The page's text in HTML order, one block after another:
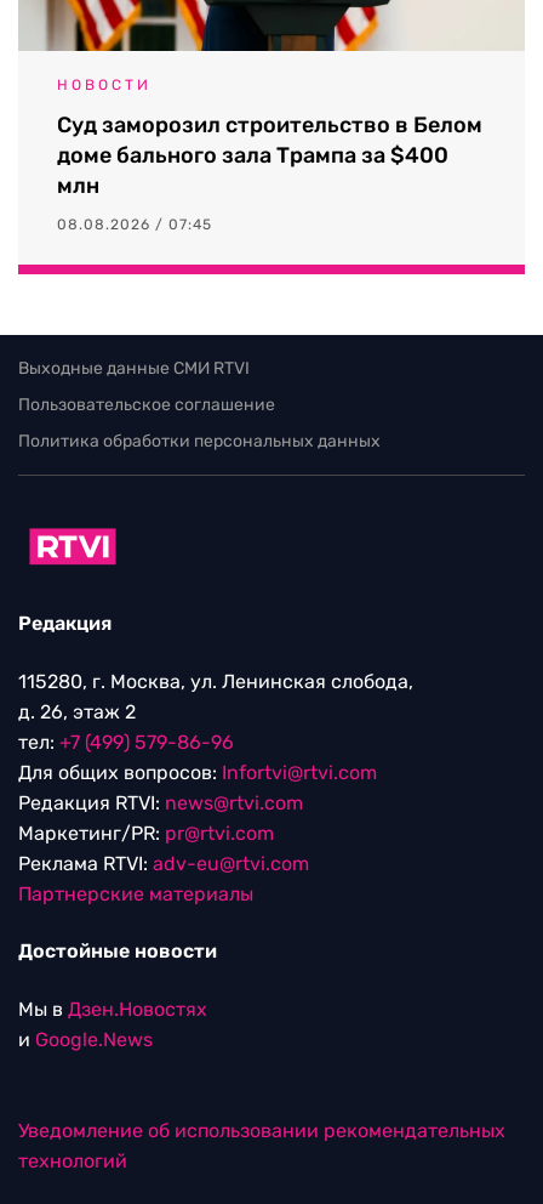
НОВОСТИ
Суд заморозил строительство в Белом
доме бального зала Трампа за $400
млн
08.08.2026 / 07:45
Выходные данные СМИ RTVI
Пользовательское соглашение
Политика обработки персональных данных
Редакция
115280, г. Москва, ул. Ленинская слобода,
д. 26, этаж 2
тел: +7 (499) 579-86-96
Для общих вопросов: Infortvi@rtvi.com
Редакция RTVI: news@rtvi.com
Маркетинг/PR: pr@rtvi.com
Реклама RTVI: adv-eu@rtvi.com
Партнерские материалы
Достойные новости
Мы в Дзен.Новостях
и Google.News
Уведомление об использовании рекомендательных
технологий